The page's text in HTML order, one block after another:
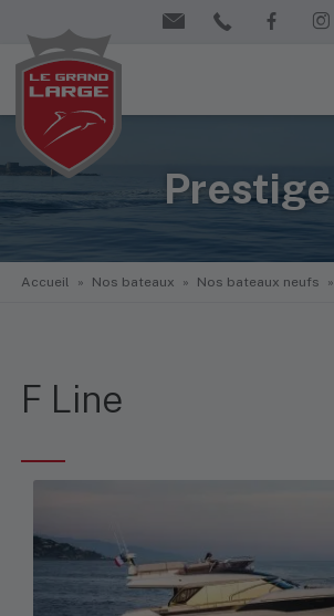
Prestige
Accueil » Nos bateaux » Nos bateaux neufs »
F Line